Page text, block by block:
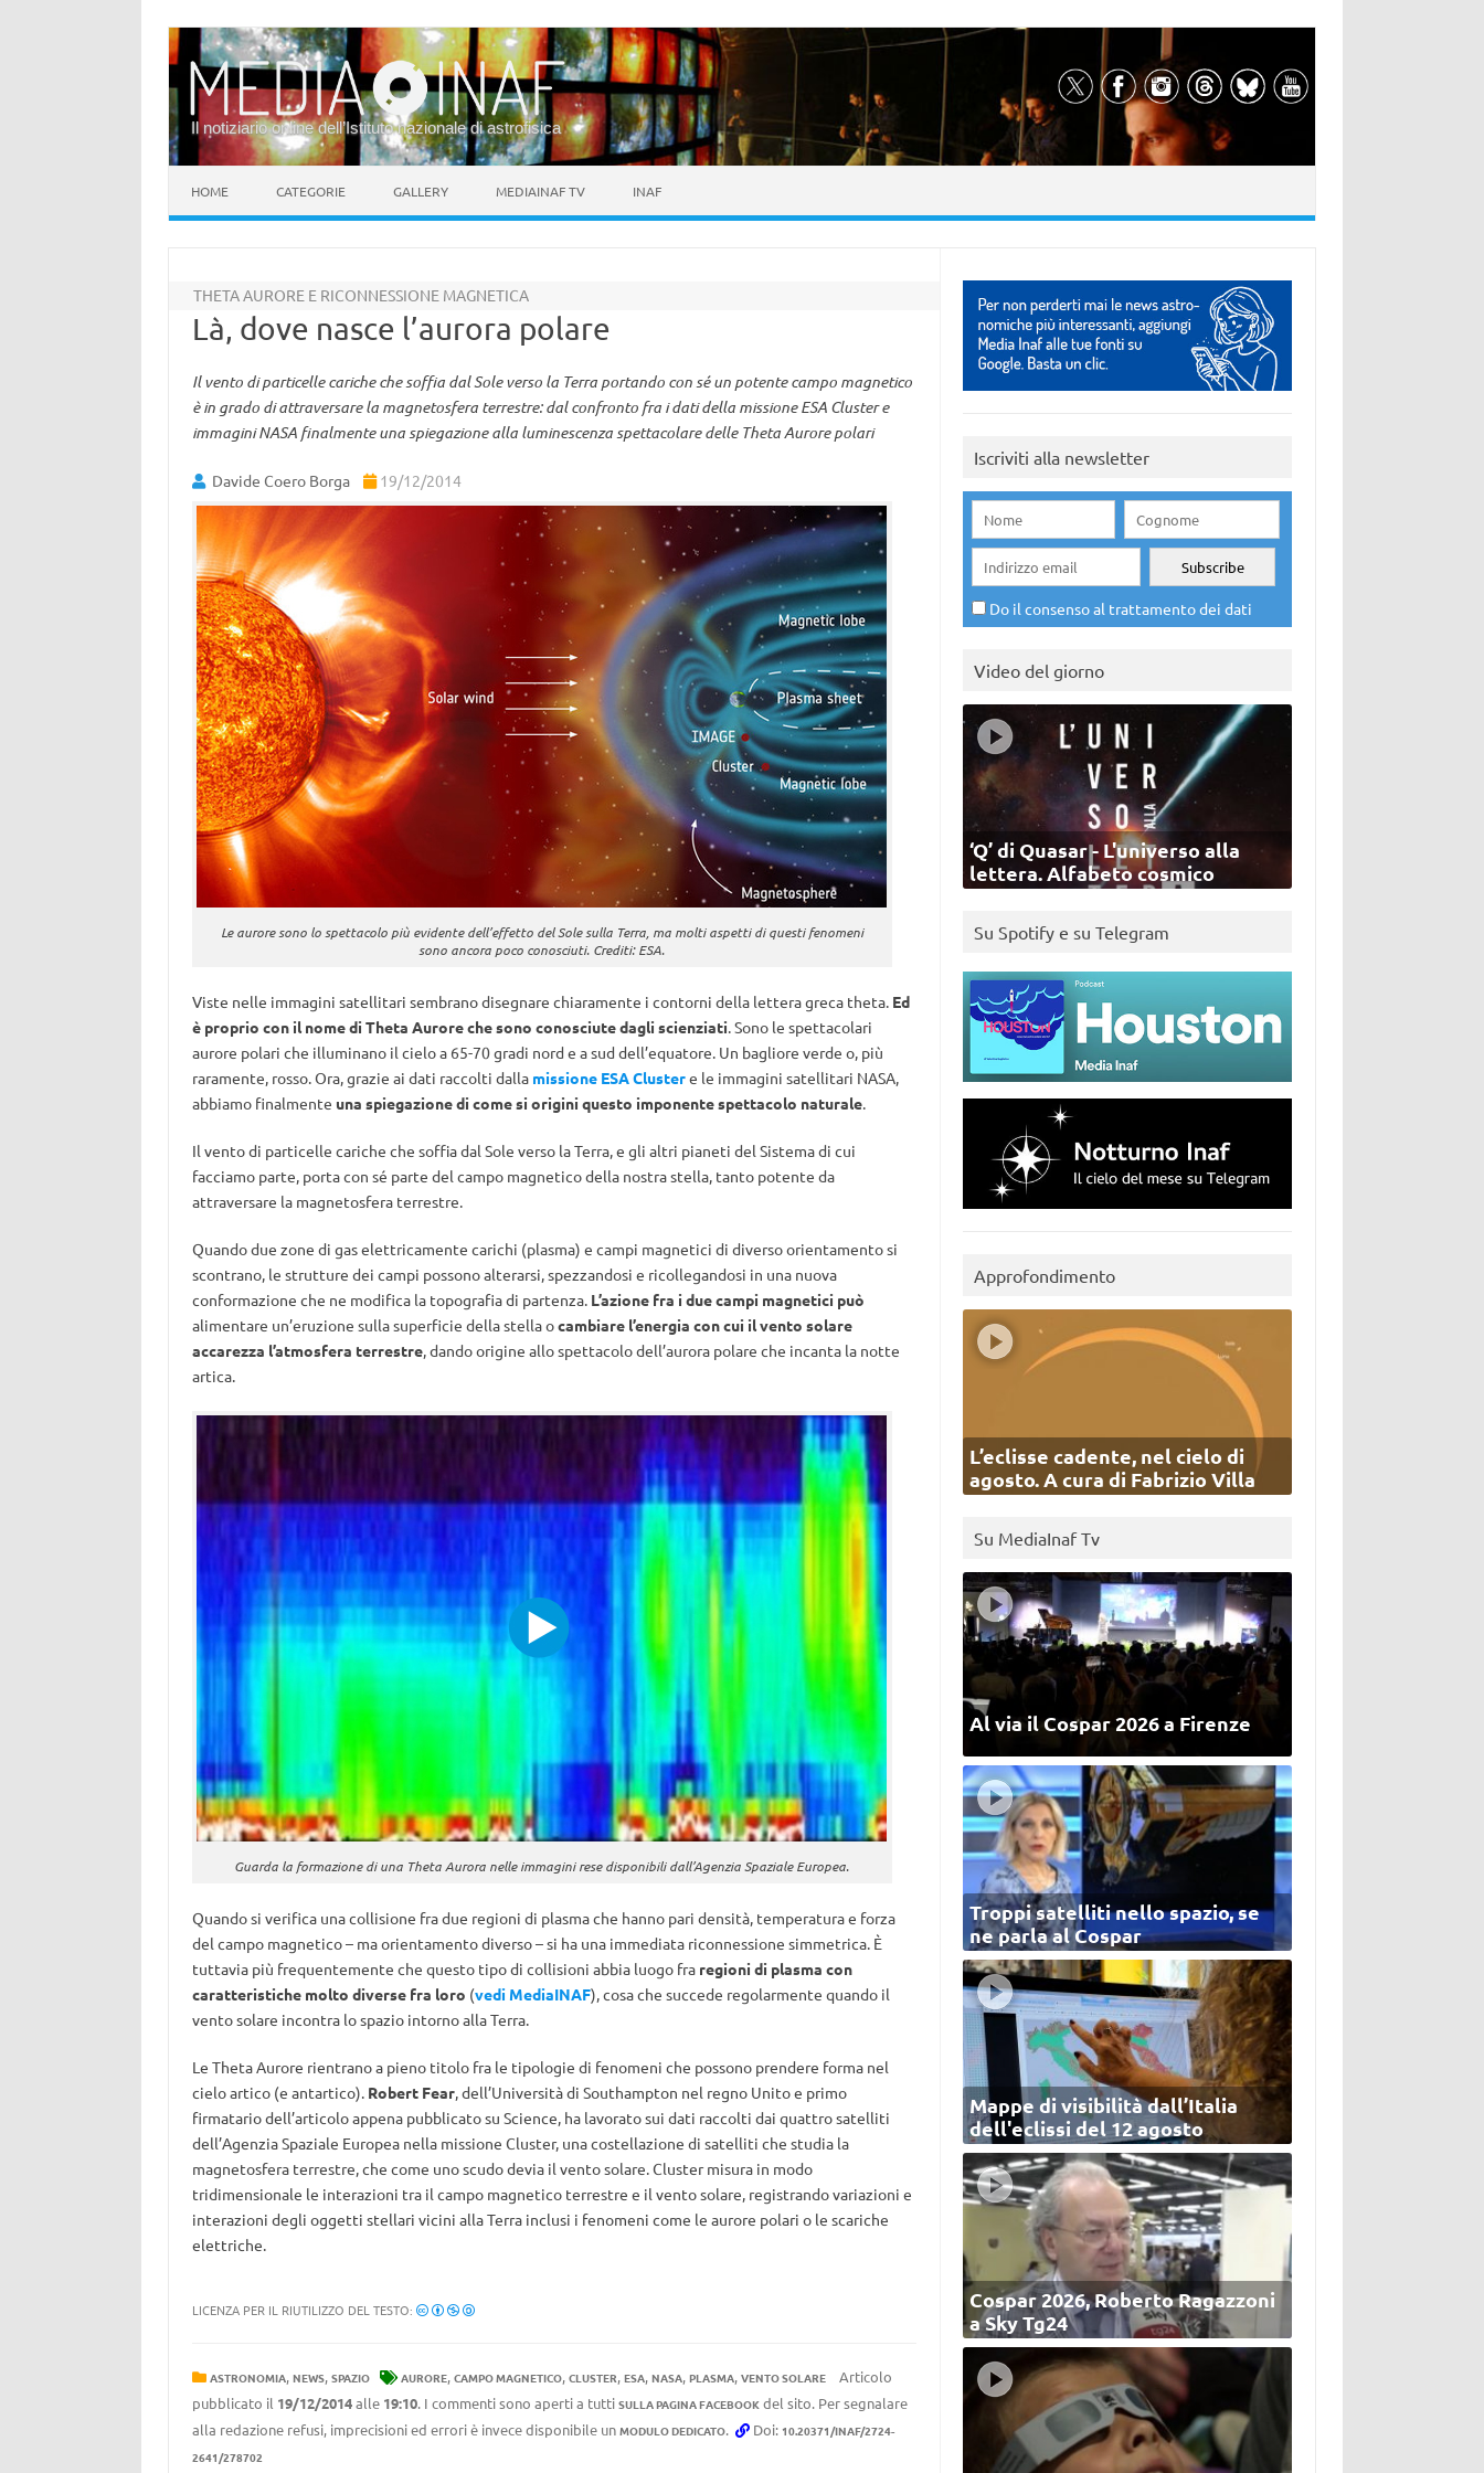
Il notiziario online dell’Istituto nazionale di astrofisica
HOME CATEGORIE GALLERY MEDIAINAF TV INAF
THETA AURORE E RICONNESSIONE MAGNETICA
Là, dove nasce l’aurora polare
Il vento di particelle cariche che soffia dal Sole verso la Terra portando con sé un potente campo magnetico
è in grado di attraversare la magnetosfera terrestre: dal confronto fra i dati della missione ESA Cluster e
immagini NASA finalmente una spiegazione alla luminescenza spettacolare delle Theta Aurore polari
Davide Coero Borga 19/12/2014
Le aurore sono lo spettacolo più evidente dell’effetto del Sole sulla Terra, ma molti aspetti di questi fenomeni
sono ancora poco conosciuti. Crediti: ESA.
Viste nelle immagini satellitari sembrano disegnare chiaramente i contorni della lettera greca theta. Ed
è proprio con il nome di Theta Aurore che sono conosciute dagli scienziati. Sono le spettacolari
aurore polari che illuminano il cielo a 65-70 gradi nord e a sud dell’equatore. Un bagliore verde o, più
raramente, rosso. Ora, grazie ai dati raccolti dalla missione ESA Clustere le immagini satellitari NASA,
abbiamo finalmente una spiegazione di come si origini questo imponente spettacolo naturale.
Il vento di particelle cariche che soffia dal Sole verso la Terra, e gli altri pianeti del Sistema di cui
facciamo parte, porta con sé parte del campo magnetico della nostra stella, tanto potente da
attraversare la magnetosfera terrestre.
Quando due zone di gas elettricamente carichi (plasma) e campi magnetici di diverso orientamento si
scontrano, le strutture dei campi possono alterarsi, spezzandosi e ricollegandosi in una nuova
conformazione che ne modifica la topografia di partenza. L’azione fra i due campi magnetici può
alimentare un’eruzione sulla superficie della stella ocambiare l’energia con cui il vento solare
accarezza l’atmosfera terrestre, dando origine allo spettacolo dell’aurora polare che incanta la notte
artica.
Guarda la formazione di una Theta Aurora nelle immagini rese disponibili dall’Agenzia Spaziale Europea.
Quando si verifica una collisione fra due regioni di plasma che hanno pari densità, temperatura e forza
del campo magnetico – ma orientamento diverso – si ha una immediata riconnessione simmetrica. È
tuttavia più frequentemente che questo tipo di collisioni abbia luogo fra regioni di plasma con
caratteristiche molto diverse fra loro (vedi MediaINAF), cosa che succede regolarmente quando il
vento solare incontra lo spazio intorno alla Terra.
Le Theta Aurore rientrano a pieno titolo fra le tipologie di fenomeni che possono prendere forma nel
cielo artico (e antartico). Robert Fear, dell’Università di Southampton nel regno Unito e primo
firmatario dell’articolo appena pubblicato su Science, ha lavorato sui dati raccolti dai quattro satelliti
dell’Agenzia Spaziale Europea nella missione Cluster, una costellazione di satelliti che studia la
magnetosfera terrestre, che come uno scudo devia il vento solare. Cluster misura in modo
tridimensionale le interazioni tra il campo magnetico terrestre e il vento solare, registrando variazioni e
interazioni degli oggetti stellari vicini alla Terra inclusi i fenomeni come le aurore polari o le scariche
elettriche.
LICENZA PER IL RIUTILIZZO DEL TESTO:
ASTRONOMIA, NEWS, SPAZIO AURORE, CAMPO MAGNETICO, CLUSTER, ESA, NASA, PLASMA, VENTO SOLARE
Articolo
pubblicato il 19/12/2014alle 19:10. I commenti sono aperti a tutti SULLA PAGINA FACEBOOKdel sito. Per segnalare
alla redazione refusi, imprecisioni ed errori è invece disponibile un MODULO DEDICATO. Doi: 10.20371/INAF/2724-
2641/278702
Iscriviti alla newsletter
Do il consenso al trattamento dei dati
Video del giorno
‘Q’ di Quasar - L'universo alla
lettera. Alfabeto cosmico
Su Spotify e su Telegram
Approfondimento
L’eclisse cadente, nel cielo di
agosto. A cura di Fabrizio Villa
Su MediaInaf Tv
Al via il Cospar 2026 a Firenze
Troppi satelliti nello spazio, se
ne parla al Cospar
Mappe di visibilità dall’Italia
dell'eclissi del 12 agosto
Cospar 2026, Roberto Ragazzoni
a Sky Tg24